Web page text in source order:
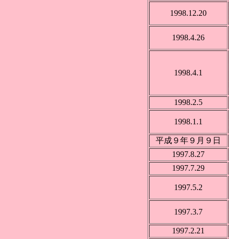
1998.12.20
1998.4.26
1998.4.1
1998.2.5
1998.1.1
平成９年９月９日
1997.8.27
1997.7.29
1997.5.2
1997.3.7
1997.2.21